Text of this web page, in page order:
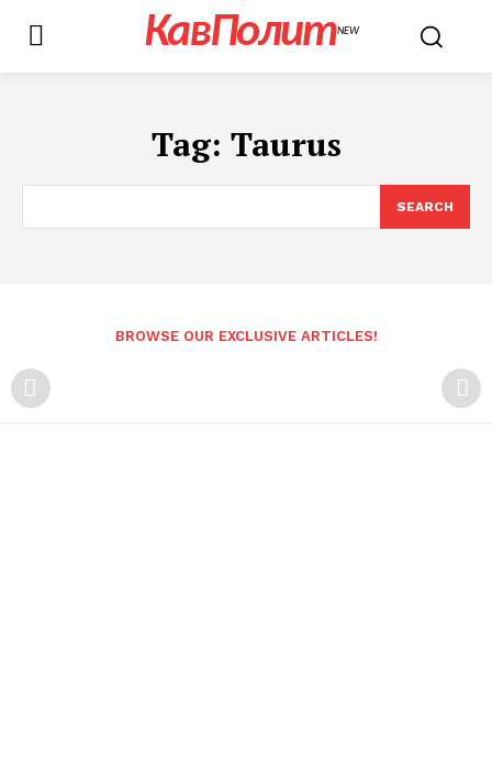
КавПолитNEW
Tag: Taurus
SEARCH
BROWSE OUR EXCLUSIVE ARTICLES!